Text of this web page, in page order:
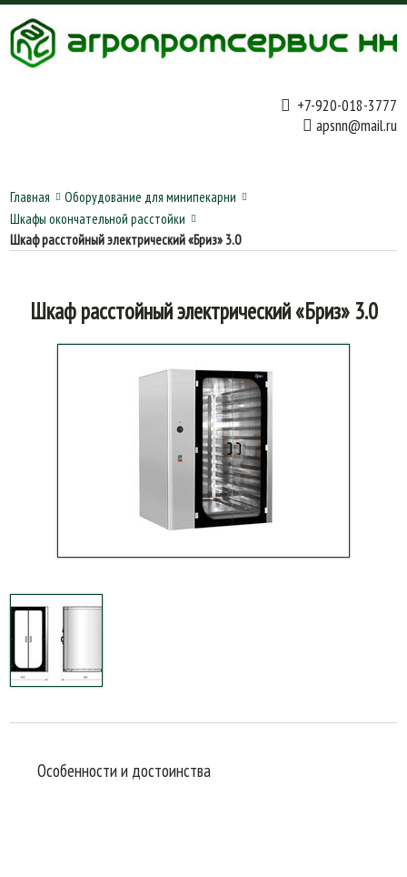
+7-920-018-3777
apsnn@mail.ru
Главная
Оборудование для минипекарни
Шкафы окончательной расстойки
Шкаф расстойный электрический «Бриз» 3.0
Шкаф расстойный электрический «Бриз» 3.0
Особенности и достоинства